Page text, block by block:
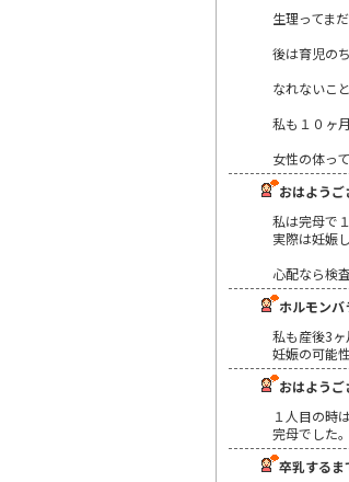
生理ってま
後は育児の
なれないこ
私も１０ヶ
女性の体っ
おはようご
私は完母で
実際は妊娠
心配なら検
ホルモンバ
私も産後3
妊娠の可能
おはよう
１人目の時
完母でした
卒乳するま